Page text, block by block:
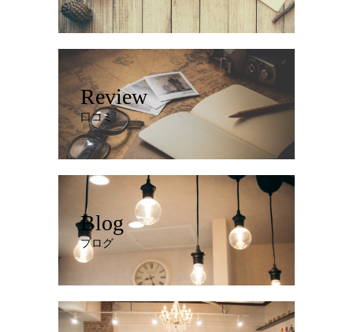
Review
口コミ
Blog
ブログ